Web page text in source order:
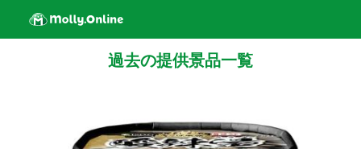
過去の提供景品一覧